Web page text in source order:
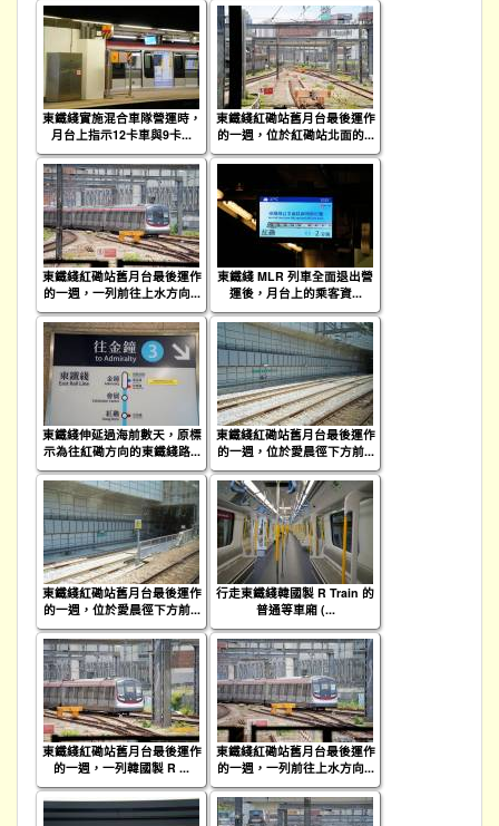
東鐵綫實施混合車隊營運時，
月台上指示12卡車與9卡...
東鐵綫紅磡站舊月台最後運作
的一週，位於紅磡站北面的...
東鐵綫紅磡站舊月台最後運作
的一週，一列前往上水方向...
東鐵綫 MLR 列車全面退出營
運後，月台上的乘客資...
東鐵綫伸延過海前數天，原標
示為往紅磡方向的東鐵綫路...
東鐵綫紅磡站舊月台最後運作
的一週，位於愛晨徑下方前...
東鐵綫紅磡站舊月台最後運作
的一週，位於愛晨徑下方前...
行走東鐵綫韓國製 R Train 的
普通等車廂 (...
東鐵綫紅磡站舊月台最後運作
的一週，一列韓國製 R ...
東鐵綫紅磡站舊月台最後運作
的一週，一列前往上水方向...